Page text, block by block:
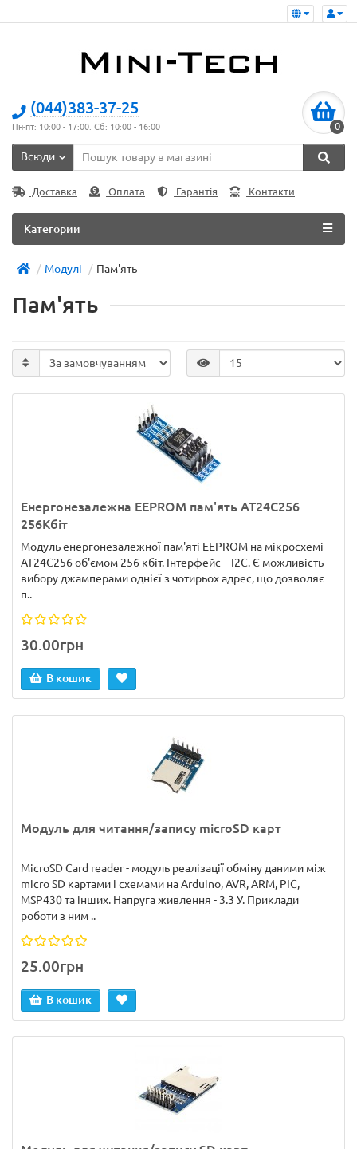
(044)383-37-25
Пн-пт: 10:00 - 17:00. Сб: 10:00 - 16:00 0
Всюди
Доставка Оплата Гарантія Контакти
Категории
Модулі Пам'ять
Пам'ять
Енергонезалежна EEPROM пам'ять AT24C256
256Kбіт
Модуль енергонезалежної пам'яті EEPROM на мікросхемі
AT24C256 об'ємом 256 кбіт. Інтерфейс – I2C. Є можливість
вибору джамперами однієї з чотирьох адрес, що дозволяє
п..
30.00грн
В кошик
Модуль для читання/запису microSD карт
MicroSD Card reader - модуль реалізації обміну даними між
micro SD картами і схемами на Arduino, AVR, ARM, PIC,
MSP430 та інших. Напруга живлення - 3.3 У. Приклади
роботи з ним ..
25.00грн
В кошик